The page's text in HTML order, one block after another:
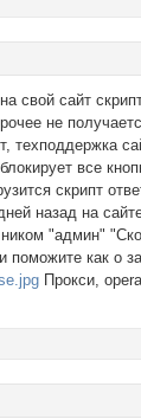
свой сайт
не
техподдержка
все
скрипт
назад на
"админ"
как о
Прокси,